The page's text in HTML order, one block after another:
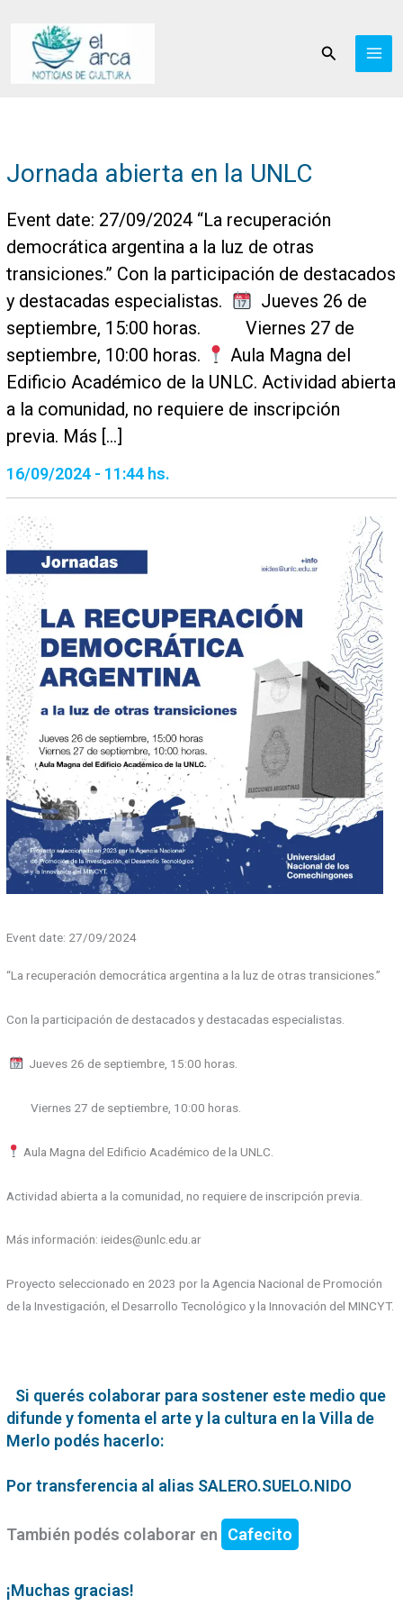
contenido
Buscar
Jornada abierta en la UNLC
Event date: 27/09/2024 “La recuperación
democrática argentina a la luz de otras
transiciones.” Con la participación de destacados
y destacadas especialistas.
Jueves 26 de
septiembre, 15:00 horas. Viernes 27 de
septiembre, 10:00 horas.
Aula Magna del
Edificio Académico de la UNLC. Actividad abierta
a la comunidad, no requiere de inscripción
previa. Más […]
16/09/2024 - 11:44 hs.
Event date: 27/09/2024
“La recuperación democrática argentina a la luz de otras transiciones.”
Con la participación de destacados y destacadas especialistas.
Jueves 26 de septiembre, 15:00 horas.
Viernes 27 de septiembre, 10:00 horas.
Aula Magna del Edificio Académico de la UNLC.
Actividad abierta a la comunidad, no requiere de inscripción previa.
Más información: ieides@unlc.edu.ar
Proyecto seleccionado en 2023 por la Agencia Nacional de Promoción
de la Investigación, el Desarrollo Tecnológico y la Innovación del MINCYT.
Si querés colaborar para sostener este medio que
difunde y fomenta el arte y la cultura en la Villa de
Merlo podés hacerlo:
Por transferencia al alias SALERO.SUELO.NIDO
También podés colaborar en Cafecito
¡Muchas gracias!